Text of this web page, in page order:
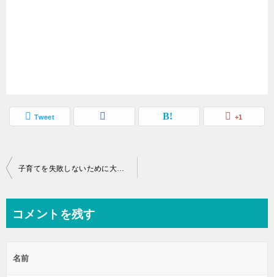
Tweet +1
投
ビ
ー
子育てを失敗しないために大変だけどやって良かったこと８選
コメントを残す
名前